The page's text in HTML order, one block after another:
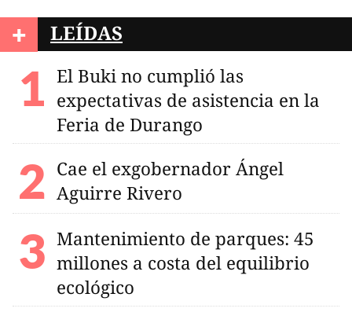
+ LEÍDAS
El Buki no cumplió las
expectativas de asistencia en la
Feria de Durango
Cae el exgobernador Ángel
Aguirre Rivero
Mantenimiento de parques: 45
millones a costa del equilibrio
ecológico